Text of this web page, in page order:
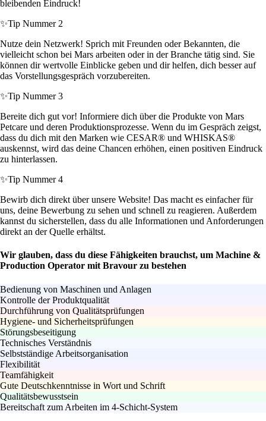
bleibenden Eindruck!
✨Tip Nummer 2
Nutze dein Netzwerk! Sprich mit Freunden oder Bekannten, die
vielleicht schon bei Mars arbeiten oder in der Branche tätig sind. Sie
können dir wertvolle Einblicke geben und dir helfen, dich besser auf
das Vorstellungsgespräch vorzubereiten.
✨Tip Nummer 3
Bereite dich gut vor! Informiere dich über die Produkte von Mars
Petcare und deren Produktionsprozesse. Wenn du im Gespräch zeigst,
dass du dich mit den Marken wie CESAR® und WHISKAS®
auskennst, wird das deine Chancen erhöhen, einen positiven Eindruck
zu hinterlassen.
✨Tip Nummer 4
Bewirb dich direkt über unsere Website! Das macht es einfacher für
uns, deine Bewerbung zu sehen und schnell zu reagieren. Außerdem
kannst du sicherstellen, dass du alle Informationen und Anforderungen
direkt an der Quelle erhältst.
Wir glauben, dass du diese Fähigkeiten brauchst, um Machine &
Production Operator mit Bravour zu bestehen
Bedienung von Maschinen und Anlagen
Kontrolle der Produktqualität
Durchführung von Qualitätsprüfungen
Hygiene- und Sicherheitsprüfungen
Störungsbeseitigung
Technisches Verständnis
Selbstständige Arbeitsorganisation
Flexibilität
Teamfähigkeit
Gute Deutschkenntnisse in Wort und Schrift
Qualitätsbewusstsein
Bereitschaft zum Arbeiten im 4-Schicht-System